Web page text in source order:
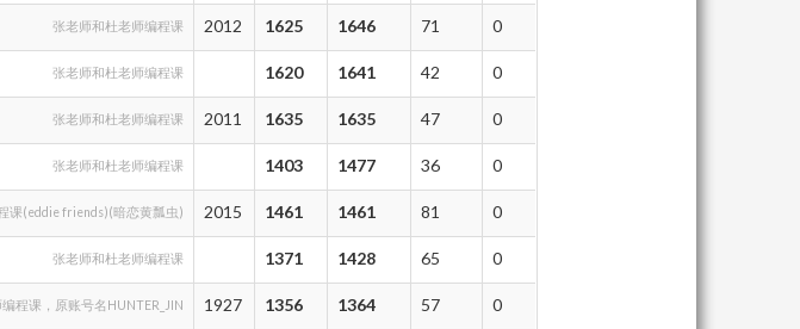
张老师和杜老师编程课 2012 1625 1646 71 0
张老师和杜老师编程课 1620 1641 42 0
张老师和杜老师编程课 2011 1635 1635 47 0
张老师和杜老师编程课 1403 1477 36 0
课(eddie friends)(暗恋黄瓢虫) 2015 1461 1461 81 0
张老师和杜老师编程课 1371 1428 65 0
程课，原账号名HUNTER_JIN 1927 1356 1364 57 0